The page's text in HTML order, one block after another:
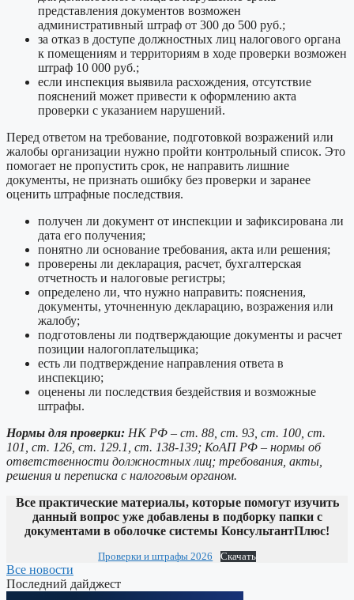
представления документов возможен
административный штраф от 300 до 500 руб.;
за отказ в доступе должностных лиц налогового органа
к помещениям и территориям в ходе проверки возможен
штраф 10 000 руб.;
если инспекция выявила расхождения, отсутствие
пояснений может привести к оформлению акта
проверки с указанием нарушений.
Перед ответом на требование, подготовкой возражений или
жалобы организации нужно пройти контрольный список. Это
помогает не пропустить срок, не направить лишние
документы, не признать ошибку без проверки и заранее
оценить штрафные последствия.
получен ли документ от инспекции и зафиксирована ли
дата его получения;
понятно ли основание требования, акта или решения;
проверены ли декларация, расчет, бухгалтерская
отчетность и налоговые регистры;
определено ли, что нужно направить: пояснения,
документы, уточненную декларацию, возражения или
жалобу;
подготовлены ли подтверждающие документы и расчет
позиции налогоплательщика;
есть ли подтверждение направления ответа в
инспекцию;
оценены ли последствия бездействия и возможные
штрафы.
Нормы для проверки: НК РФ – ст. 88, ст. 93, ст. 100, ст.
101, ст. 126, ст. 129.1, ст. 138-139; КоАП РФ – нормы об
ответственности должностных лиц; требования, акты,
решения и переписка с налоговым органом.
Все практические материалы, которые помогут изучить
данный вопрос уже добавлены в подборку папки с
документами в оболочке системы КонсультантПлюс!
Проверки и штрафы 2026 Скачать
Все новости
Последний дайджест